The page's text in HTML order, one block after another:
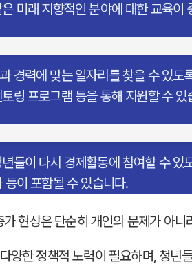
미래 지향적인 분야에 대한 교육이
경력에 맞는 일자리를 찾을 수 있
링 프로그램 등을 통해 지원할 수 있
들이 다시 경제활동에 참여할 수 있
이 포함될 수 있습니다.
가 현상은 단순히 개인의 문제가 아
양한 정책적 노력이 필요하며, 청년